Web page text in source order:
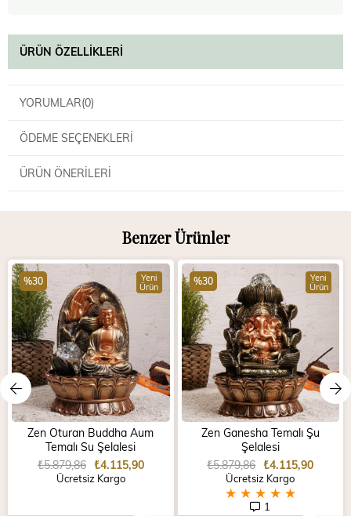
ÜRÜN ÖZELLIKLERI
YORUMLAR(0)
ÖDEME SEÇENEKLERI
ÜRÜN ÖNERILERI
Benzer Ürünler
Zen Oturan Buddha Aum
Temalı Su Şelalesi
₺4.115,90
₺5.879,86
%30
Ücretsiz Kargo
Yeni
Ürün
Zen Ganesha Temalı Şu
Şelalesi
★ ★ ★ ★ ★
1
₺4.115,90
₺5.879,86
%30
Ücretsiz Kargo
Yeni
Ürün